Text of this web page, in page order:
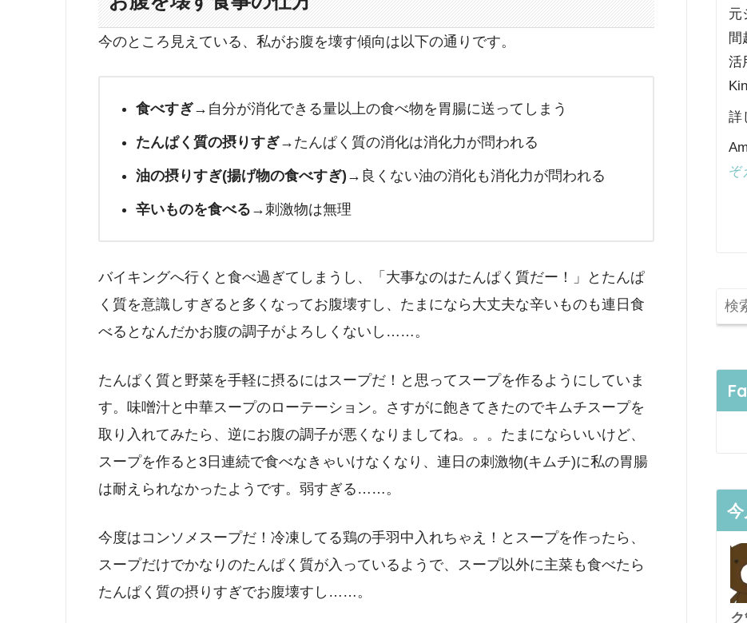
今のところ見えている、私がお腹を壊す傾向は以下の通りです。
食べすぎ→自分が消化できる量以上の食べ物を胃腸に送ってしまう
たんぱく質の摂りすぎ→たんぱく質の消化は消化力が問われる
油の摂りすぎ(揚げ物の食べすぎ) →良くない油の消化も消化力が問われる
辛いものを食べる →刺激物は無理
バイキングへ行くと食べ過ぎてしまうし、「大事なのはたんぱく質だー！」とたんぱ
く質を意識しすぎると多くなってお腹壊すし、たまになら大丈夫な辛いものも連日食
べるとなんだかお腹の調子がよろしくないし……。
たんぱく質と野菜を手軽に摂るにはスープだ！と思ってスープを作るようにしていま
す。味噌汁と中華スープのローテーション。さすがに飽きてきたのでキムチスープを
取り入れてみたら、逆にお腹の調子が悪くなりましてね。。。たまにならいいけど、
スープを作ると3日連続で食べなきゃいけなくなり、連日の刺激物(キムチ)に私の胃腸
は耐えられなかったようです。弱すぎる……。
今度はコンソメスープだ！冷凍してる鶏の手羽中入れちゃえ！とスープを作ったら、
スープだけでかなりのたんぱく質が入っているようで、スープ以外に主菜も食べたら
たんぱく質の摂りすぎでお腹壊すし……。
元
間
活
詳
ぞ